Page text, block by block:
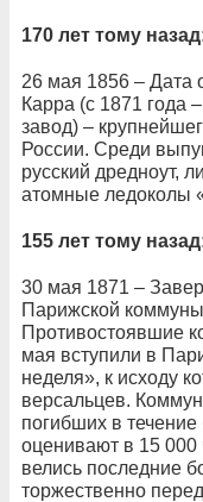
170 лет тому
26 мая 1856 – Дата
Карра (с 1871 года
завод) –
России. Среди
русский дредноут,
атомные ледоколы
155 лет тому
30 мая 1871 –
Парижской
Противостоявшие
мая вступили в
неделя», к исходу
версальцев.
погибших в
оценивают в 15 000
велись последние
торжественно